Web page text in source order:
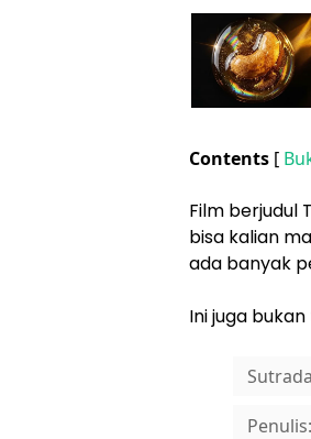
Contents [
Film berjudul
bisa kalian
ada banyak
Ini juga